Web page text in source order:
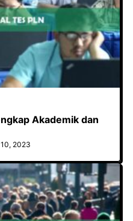
Akademik dan
2023